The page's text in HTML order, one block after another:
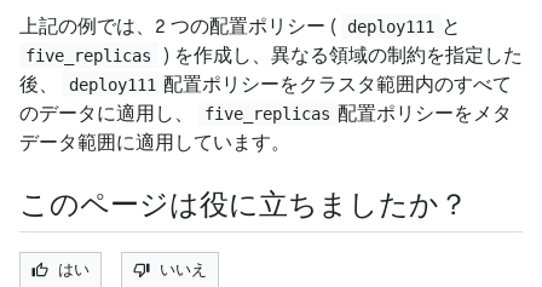
上記の例では、2 つの配置ポリシー ( deploy111 と
five_replicas
) を作成し、異なる領域の制約を指定した
後、
deploy111 配置ポリシーをクラスタ範囲内のすべて
のデータに適用し、
five_replicas 配置ポリシーをメタ
データ範囲に適用しています。
このページは役に立ちましたか？
はい いいえ